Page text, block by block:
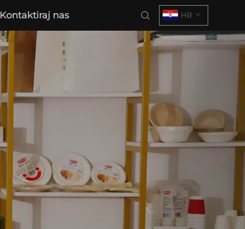
Kontaktiraj nas HR